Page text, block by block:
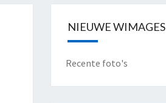
NIEUWE WIMAGES
Recente foto's